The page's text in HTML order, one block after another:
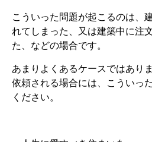
こういった問題が起こるのは、
れてしまった、又は建築中に注
た、などの場合です。
あまりよくあるケースではあり
依頼される場合には、こういっ
ください。